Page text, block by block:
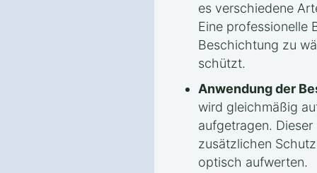
es verschiedene
Eine professionelle
Beschichtung zu
schützt.
Anwendung der
wird gleichmäßig
aufgetragen.
zusätzlichen
optisch aufwerten.